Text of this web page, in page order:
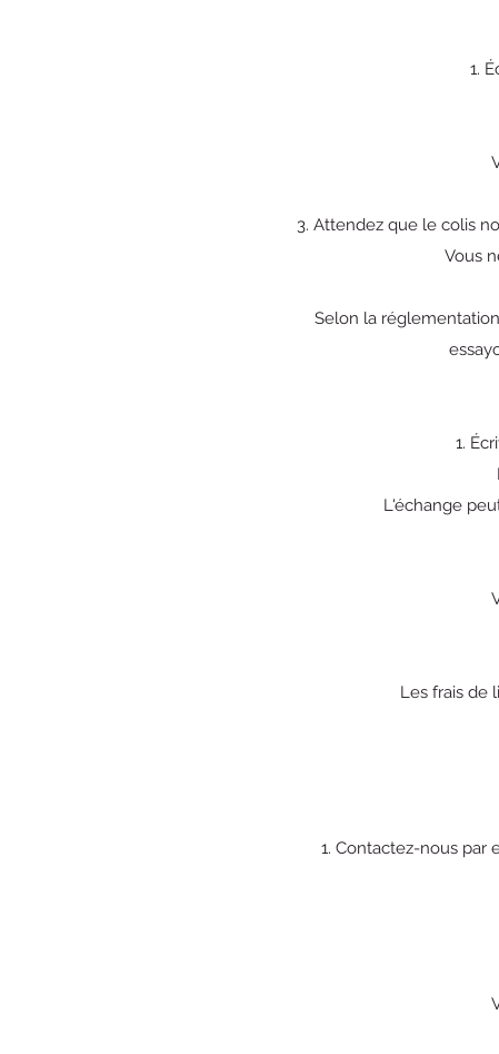
1.
3. Attendez que le colis
Vous
Selon la
1.
L'échange
Les frais de
1. Contactez-nous par